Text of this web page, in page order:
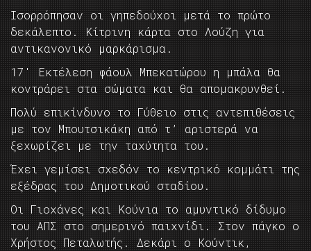
Ισορρόπησαν οι γηπεδούχοι μετά το πρώτο
δεκάλεπτο. Κίτρινη κάρτα στο Λούζη για
αντικανονικό μαρκάρισμα.
17′ Εκτέλεση φάουλ Μπεκατώρου η μπάλα θα
κοντράρει στα σώματα και θα απομακρυνθεί.
Πολύ επικίνδυνο το Γύθειο στις αντεπιθέσεις
με τον Μπουτσικάκη από τ’ αριστερά να
ξεχωρίζει με την ταχύτητα του.
Έχει γεμίσει σχεδόν το κεντρικό κομμάτι της
εξέδρας του Δημοτικού σταδίου.
Οι Γιοχάνες και Κούνια το αμυντικό δίδυμο
του ΑΠΣ στο σημερινό παιχνίδι. Στον πάγκο ο
Χρήστος Πεταλωτής. Δεκάρι ο Κούντικ,